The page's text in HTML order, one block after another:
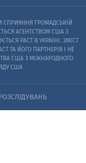
СПРИЯННЯ ГРОМАДСЬКІЙ
АГЕНТСТВОМ США З
PACT В УКРАЇНІ. ЗМІСТ
ТА ЙОГО ПАРТНЕРІВ I НЕ
США З МІЖНАРОДНОГО
США